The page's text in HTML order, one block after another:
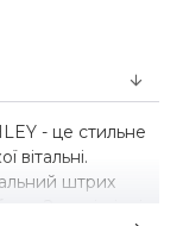
- це стильне
штрих
Зручні міцні